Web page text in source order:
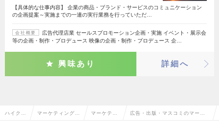
【具体的な仕事内容】 企業の商品・ブランド・サービスのコミュニケーション
の企画提案～実施までの一連の実行業務を行っていただ…
会社概要
広告代理店業 セールスプロモーション企画・実施 イベント・展示会
等の企画・制作・プロデュース 映像の企画・制作・プロデュース 企…
興味あり 詳細へ
ハイクラ マーケティング・ マーケティ 広告・出版・マスコミのマーケ